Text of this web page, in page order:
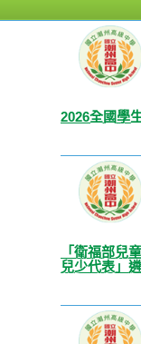
2026全國學
「衛福部兒
兒少代表」